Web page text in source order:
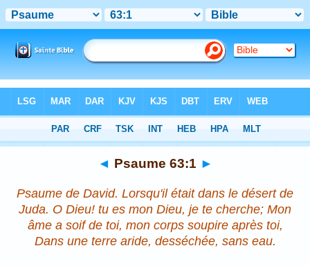
Chapitre 63> Verset 1
◄ Psaume 63:1 ►
Psaume de David. Lorsqu'il était dans le désert de
Juda. O Dieu! tu es mon Dieu, je te cherche; Mon
âme a soif de toi, mon corps soupire après toi,
Dans une terre aride, desséchée, sans eau.